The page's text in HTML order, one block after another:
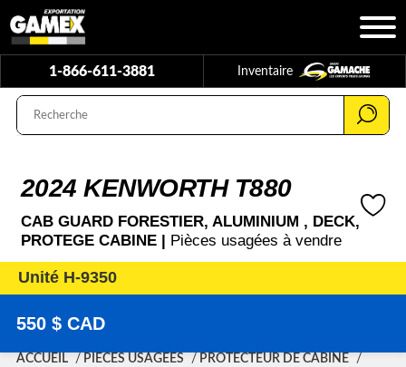
1-866-611-3881 Inventaire
2024 KENWORTH T880
CAB GUARD FORESTIER, ALUMINIUM , DECK,
PROTEGE CABINE | Pièces usagées à vendre
Unité H-9350
550 $ CAD
ACCUEIL PIÈCES USAGÉES
PROTECTEUR DE CABINE